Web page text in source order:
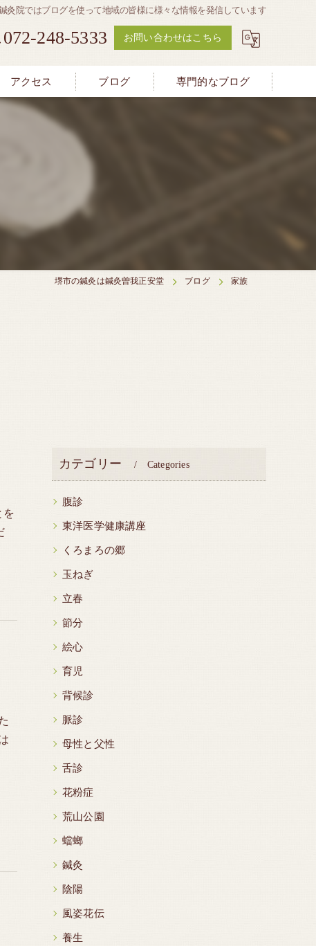
灸院ではブログを使って地域の皆様に様々な情報を発信しています
072-248-5333 お問い合わせはこちら
アクセス ブログ 専門的なブログ
堺市の鍼灸は鍼灸曽我正安堂 ブログ 家族
を
カテゴリー Categories
腹診
東洋医学健康講座
くろまろの郷
玉ねぎ
立春
節分
絵心
育児
背候診
脈診
母性と父性
舌診
花粉症
荒山公園
蟷螂
鍼灸
陰陽
風姿花伝
養生